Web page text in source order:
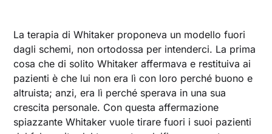
La terapia di Whitaker proponeva un modello fuori
dagli schemi, non ortodossa per intenderci. La prima
cosa che di solito Whitaker affermava e restituiva ai
pazienti è che lui non era lì con loro perché buono e
altruista; anzi, era lì perché sperava in una sua
crescita personale. Con questa affermazione
spiazzante Whitaker vuole tirare fuori i suoi pazienti